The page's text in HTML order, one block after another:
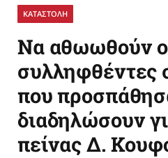
ΚΑΤΑΣΤΟΛΗ
Να αθωωθούν
συλληφθέντες
που
διαδηλώσουν
πείνας Δ.